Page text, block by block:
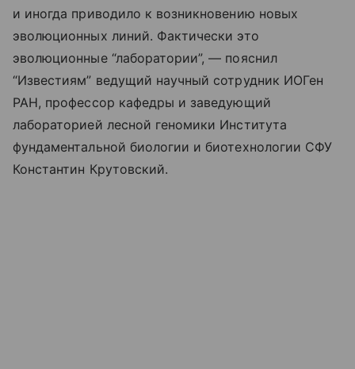
и иногда приводило к возникновению новых
эволюционных линий. Фактически это
эволюционные “лаборатории”, — пояснил
“Известиям” ведущий научный сотрудник ИОГен
РАН, профессор кафедры и заведующий
лабораторией лесной геномики Института
фундаментальной биологии и биотехнологии СФУ
Константин Крутовский.